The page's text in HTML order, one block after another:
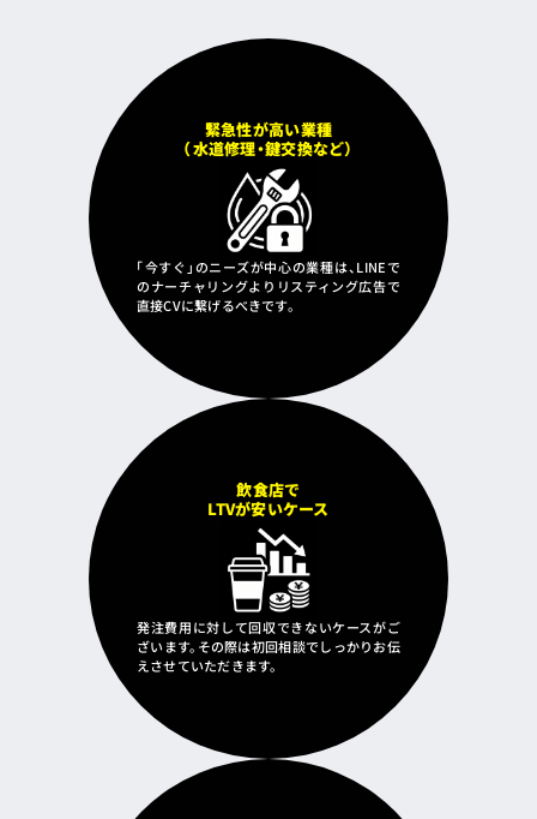
緊急性が高い業種
（水道修理・鍵交換など）
「今すぐ」のニーズが中心の業種は、LINEで
のナーチャリングよりリスティング広告で
直接CVに繋げるべきです。
飲食店で
LTVが安いケース
発注費用に対して回収できないケースがご
ざいます。その際は初回相談でしっかりお伝
えさせていただきます。